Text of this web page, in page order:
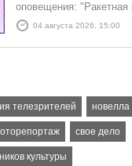
оповещения: "Ракетная
БПЛА опасность" и
атаки ракеты или БПЛА"
04 августа 2026, 15:00
телезрителей новелла
свое дело
культуры